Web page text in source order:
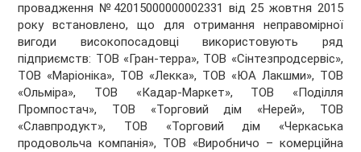
провадження №42015000000002331 від 25 жовтня 2015
року встановлено, що для отримання неправомірної
вигоди високопосадовці використовують ряд
підприємств: ТОВ «Гран-терра», ТОВ «Сінтезпродсервіс»,
ТОВ «Маріоніка», ТОВ «Лекка», ТОВ «ЮА Лакшми», ТОВ
«Ольміра», ТОВ «Кадар-Маркет», ТОВ «Поділля
Промпостач», ТОВ «Торговий дім «Нерей», ТОВ
«Славпродукт», ТОВ «Торговий дім «Черкаська
продовольча компанія», ТОВ «Виробничо – комерційна